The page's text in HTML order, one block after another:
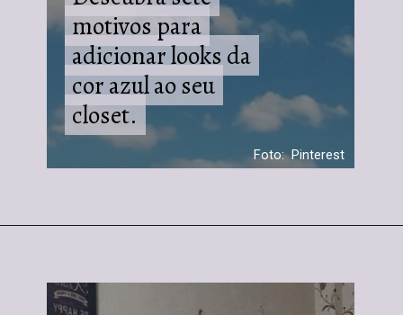
motivos para
adicionar looks da
cor azul ao seu
closet.
motivos para
adicionar looks da
cor azul ao seu
closet.
Foto: Pinterest